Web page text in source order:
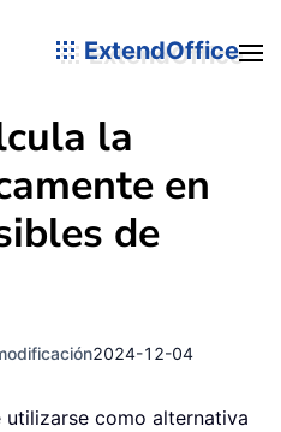
ExtendOffice
la
en
de
2024-12-04
utilizarse como alternativa